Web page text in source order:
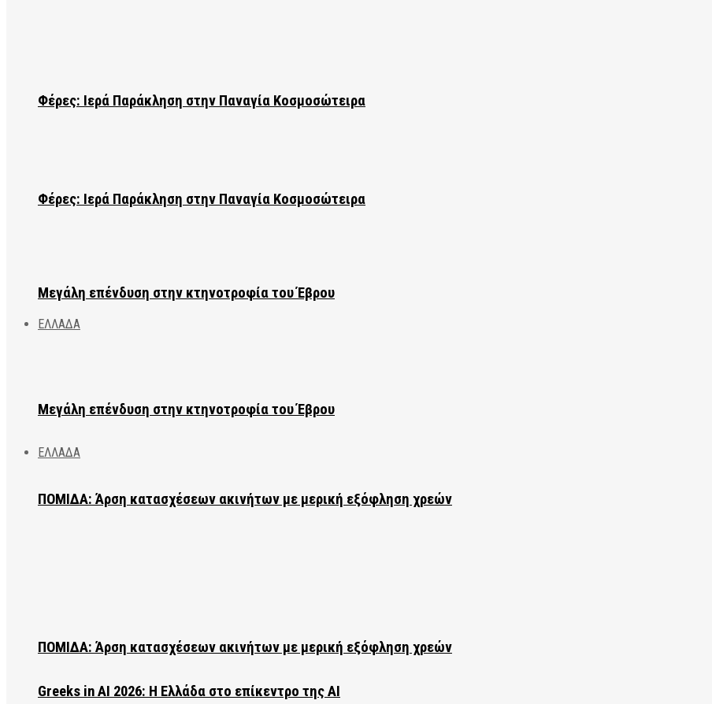
Φέρες: Ιερά Παράκληση στην Παναγία Κοσμοσώτειρα
Μεγάλη επένδυση στην κτηνοτροφία του Έβρου
ΕΛΛΑΔΑ
ΠΟΜΙΔΑ: Άρση κατασχέσεων ακινήτων με μερική εξόφληση χρεών
Φέρες: Ιερά Παράκληση στην Παναγία Κοσμοσώτειρα
Μεγάλη επένδυση στην κτηνοτροφία του Έβρου
ΕΛΛΑΔΑ
ΠΟΜΙΔΑ: Άρση κατασχέσεων ακινήτων με μερική εξόφληση χρεών
Greeks in AI 2026: Η Ελλάδα στο επίκεντρο της AI